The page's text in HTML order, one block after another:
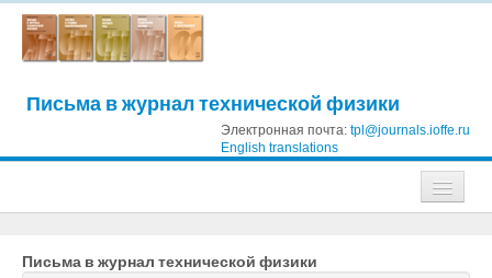
Письма в журнал технической физики
Электронная почта: tpl@journals.ioffe.ru
English translations
Журнал технической физики
Письма в журнал технической физики